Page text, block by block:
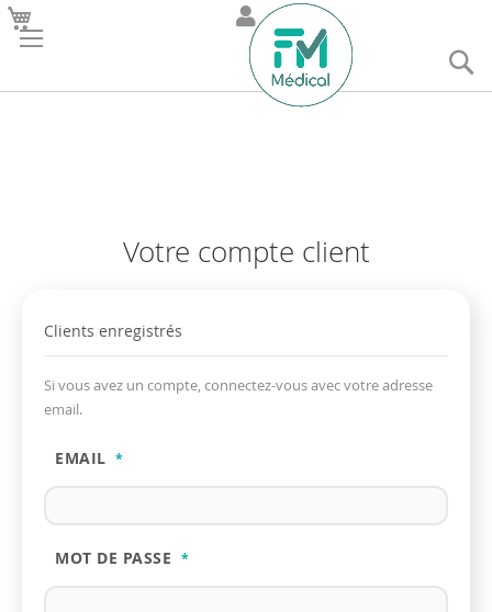
Votre compte client
Clients enregistrés
Si vous avez un compte, connectez-vous avec votre adresse
email.
EMAIL
MOT DE PASSE